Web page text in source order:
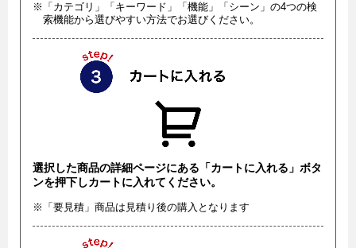
※「カテゴリ」「キーワード」「機能」「シーン」の4つの検
索機能から選びやすい方法でお選びください。
選択した商品の詳細ページにある「カートに入れる」ボタ
ンを押下しカートに入れてください。
※「要見積」商品は見積り後の購入となります